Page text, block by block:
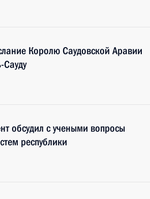
Королю Саудовской Аравии
Сауду
обсудил с учеными вопросы
республики